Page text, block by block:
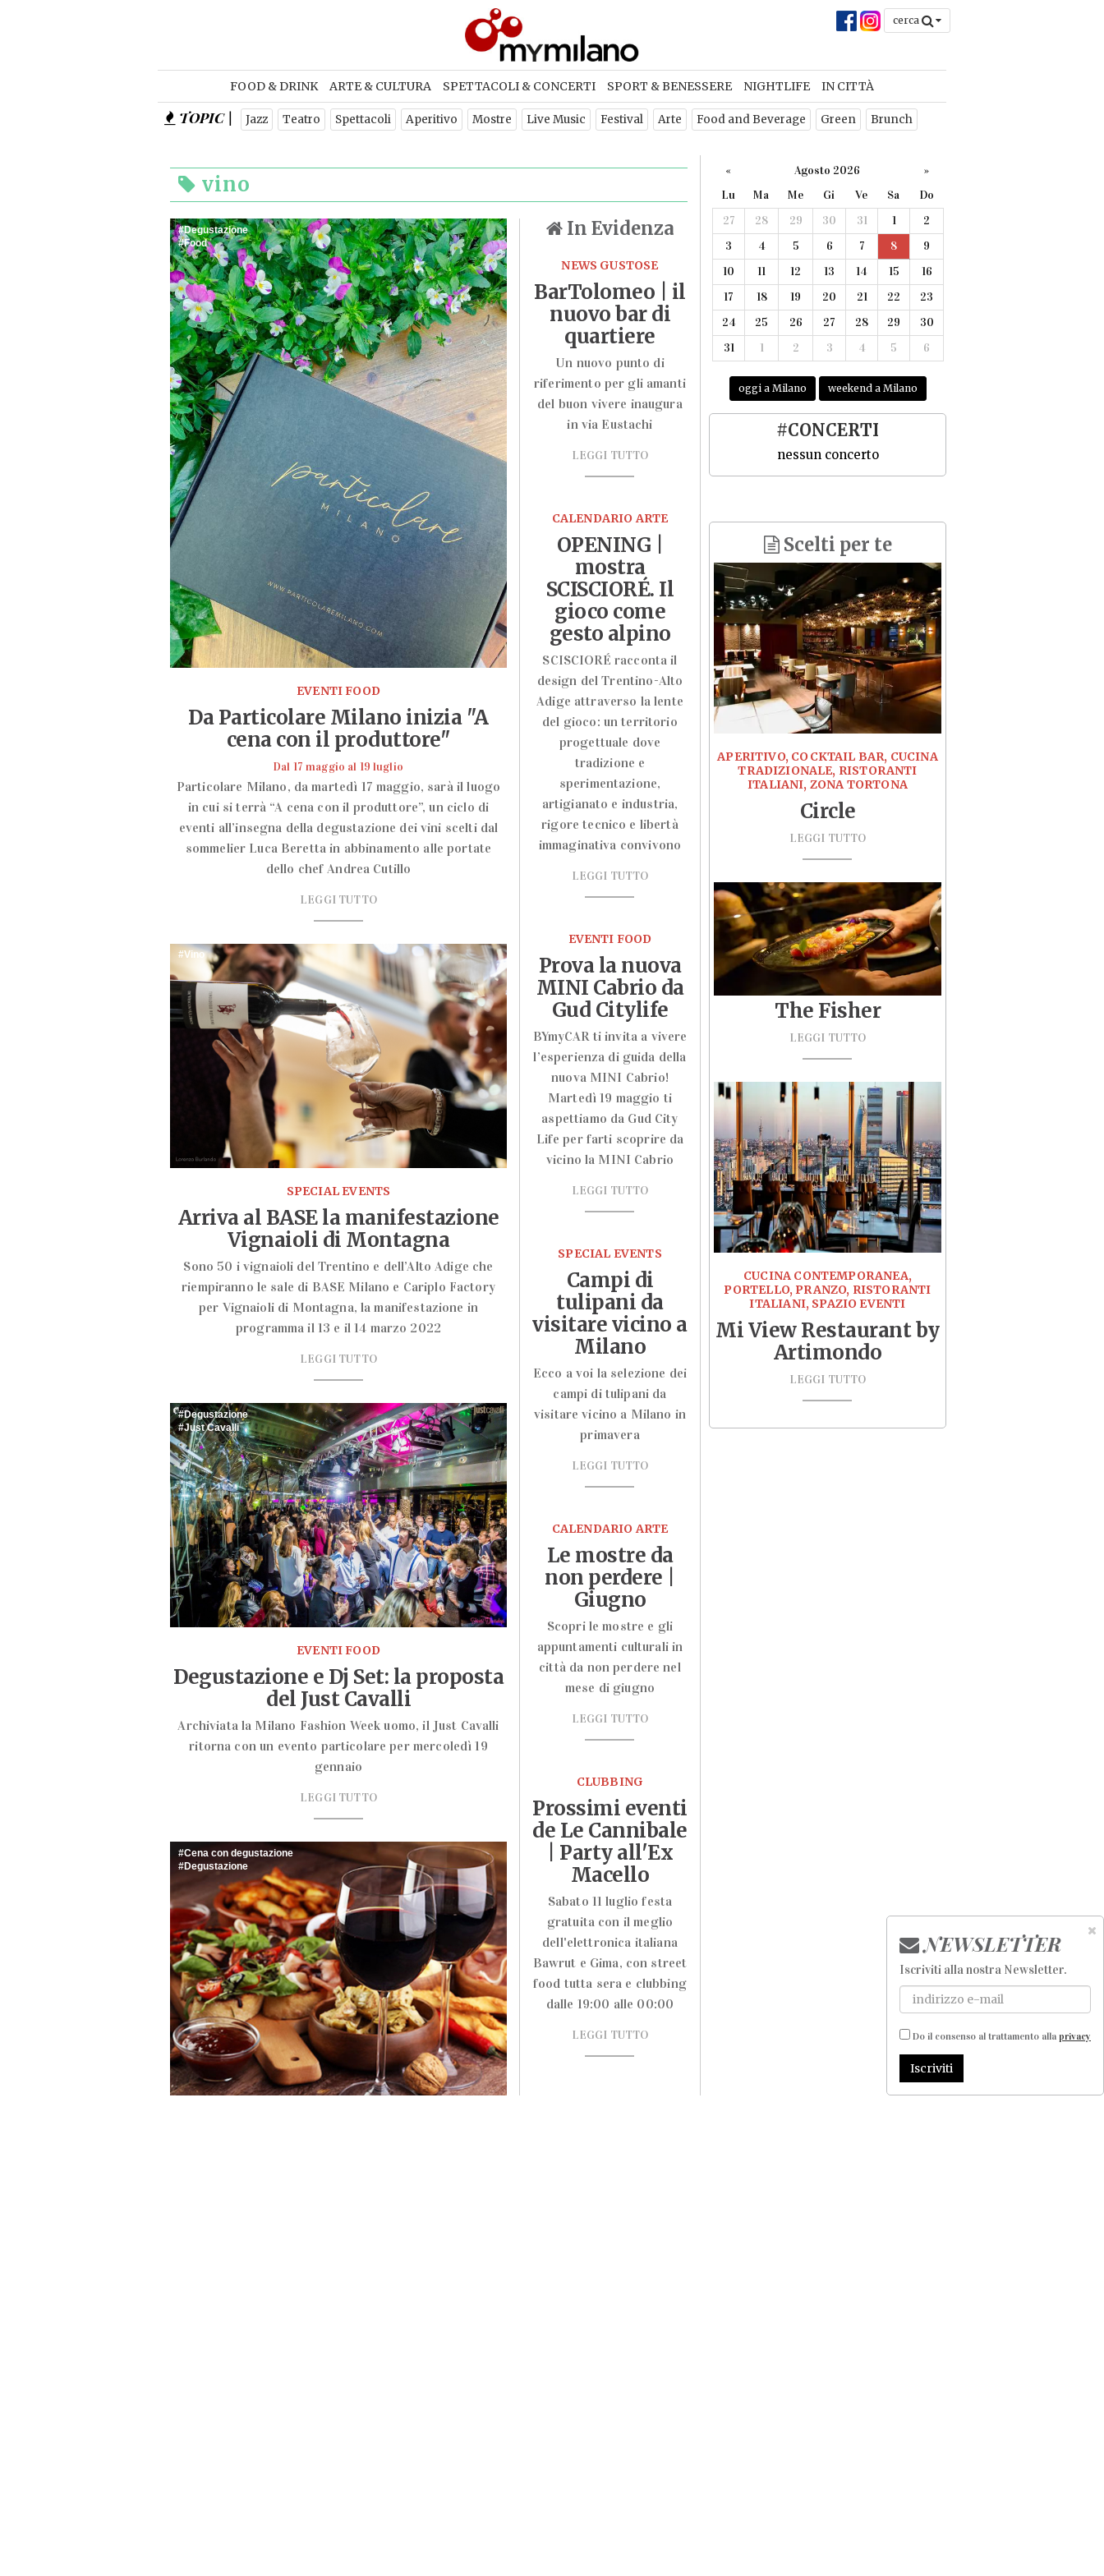
cerca
FOOD & DRINK ARTE & CULTURA SPETTACOLI & CONCERTI SPORT & BENESSERE NIGHTLIFE IN CITTÀ
TOPIC | Jazz Teatro Spettacoli Aperitivo Mostre Live Music Festival Arte Food and Beverage Green Brunch
vino
Degustazione
Food
EVENTI FOOD
Da Particolare Milano inizia "A
cena con il produttore"
Dal 17 maggio al 19 luglio
Particolare Milano, da martedì 17 maggio, sarà il luogo
in cui si terrà “A cena con il produttore”, un ciclo di
eventi all’insegna della degustazione dei vini scelti dal
sommelier Luca Beretta in abbinamento alle portate
dello chef Andrea Cutillo
LEGGI TUTTO
Vino
SPECIAL EVENTS
Arriva al BASE la manifestazione
Vignaioli di Montagna
Sono 50 i vignaioli del Trentino e dell’Alto Adige che
riempiranno le sale di BASE Milano e Cariplo Factory
per Vignaioli di Montagna, la manifestazione in
programma il 13 e il 14 marzo 2022
LEGGI TUTTO
Degustazione
Just Cavalli
EVENTI FOOD
Degustazione e Dj Set: la proposta
del Just Cavalli
Archiviata la Milano Fashion Week uomo, il Just Cavalli
ritorna con un evento particolare per mercoledì 19
gennaio
LEGGI TUTTO
Cena con degustazione
Degustazione
In Evidenza
NEWS GUSTOSE
BarTolomeo | il
nuovo bar di
quartiere
Un nuovo punto di
riferimento per gli amanti
del buon vivere inaugura
in via Eustachi
LEGGI TUTTO
CALENDARIO ARTE
OPENING |
mostra
SCISCIORÉ. Il
gioco come
gesto alpino
SCISCIORÉ racconta il
design del Trentino-Alto
Adige attraverso la lente
del gioco: un territorio
progettuale dove
tradizione e
sperimentazione,
artigianato e industria,
rigore tecnico e libertà
immaginativa convivono
LEGGI TUTTO
EVENTI FOOD
Prova la nuova
MINI Cabrio da
Gud Citylife
BYmyCAR ti invita a vivere
l’esperienza di guida della
nuova MINI Cabrio!
Martedì 19 maggio ti
aspettiamo da Gud City
Life per farti scoprire da
vicino la MINI Cabrio
LEGGI TUTTO
SPECIAL EVENTS
Campi di
tulipani da
visitare vicino a
Milano
Ecco a voi la selezione dei
campi di tulipani da
visitare vicino a Milano in
primavera
LEGGI TUTTO
CALENDARIO ARTE
Le mostre da
non perdere |
Giugno
Scopri le mostre e gli
appuntamenti culturali in
città da non perdere nel
mese di giugno
LEGGI TUTTO
CLUBBING
Prossimi eventi
de Le Cannibale
| Party all'Ex
Macello
Sabato 11 luglio festa
gratuita con il meglio
dell'elettronica italiana
Bawrut e Gima, con street
food tutta sera e clubbing
dalle 19:00 alle 00:00
LEGGI TUTTO
« Agosto 2026
»
Lu
Ma Me Gi Ve Sa
Do
27
28 29 30 31 1
2
3
4 5 6 7 8
9
10
11 12 13 14 15
16
17
18 19 20 21 22
23
24
25 26 27 28 29
30
31
1 2 3 4 5 6
oggi a Milano weekend a Milano
#CONCERTI
nessun concerto
Scelti per te
APERITIVO, COCKTAIL BAR, CUCINA
TRADIZIONALE, RISTORANTI
ITALIANI, ZONA TORTONA
Circle
LEGGI TUTTO
The Fisher
LEGGI TUTTO
CUCINA CONTEMPORANEA,
PORTELLO, PRANZO, RISTORANTI
ITALIANI, SPAZIO EVENTI
Mi View Restaurant by
Artimondo
LEGGI TUTTO
NEWSLETTER
Iscriviti alla nostra Newsletter.
Do il consenso al trattamento alla privacy
Iscriviti